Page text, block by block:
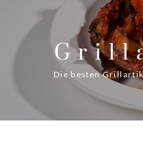
Die besten